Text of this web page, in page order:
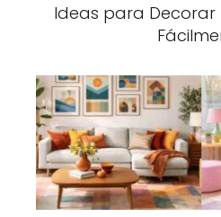
Ideas para Decorar